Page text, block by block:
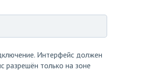
Интерфейс должен
разрешён только на зоне